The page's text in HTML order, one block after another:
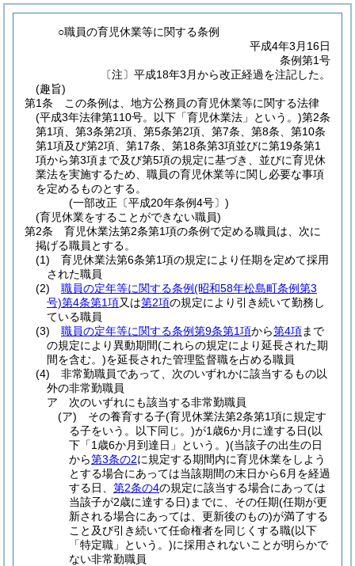
○職員の育児休業等に関する条例
平成4年3月16日
条例第1号
〔注〕平成18年3月から改正経過を注記した。
(趣旨)
第1条
この条例は、地方公務員の育児休業等に関する法律
(平成3年法律第110号。以下「育児休業法」という。)第2条
第1項、第3条第2項、第5条第2項、第7条、第8条、第10条
第1項及び第2項、第17条、第18条第3項並びに第19条第1
項から第3項まで及び第5項の規定に基づき、並びに育児休
業法を実施するため、職員の育児休業等に関し必要な事項
を定めるものとする。
(一部改正〔平成20年条例4号〕)
(育児休業をすることができない職員)
第2条
育児休業法第2条第1項の条例で定める職員は、次に
掲げる職員とする。
(1)
育児休業法第6条第1項の規定により任期を定めて採用
された職員
(2)
職員の定年等に関する条例(昭和58年松島町条例第3
号)第4条第1項又は第2項の規定により引き続いて勤務し
ている職員
(3)
職員の定年等に関する条例第9条第1項から第4項まで
の規定により異動期間(これらの規定により延長された期
間を含む。)を延長された管理監督職を占める職員
(4)
非常勤職員であって、次のいずれかに該当するもの以
外の非常勤職員
ア
次のいずれにも該当する非常勤職員
(ア)
その養育する子(育児休業法第2条第1項に規定す
る子をいう。以下同じ。)が1歳6か月に達する日(以
下「1歳6か月到達日」という。)(当該子の出生の日
から第3条の2に規定する期間内に育児休業をしよう
とする場合にあっては当該期間の末日から6月を経過
する日、第2条の4の規定に該当する場合にあっては
当該子が2歳に達する日) までに、その任期(任期が更
新される場合にあっては、更新後のもの)が満了する
こと及び引き続いて任命権者を同じくする職(以下
「特定職」という。)に採用されないことが明らかで
ない非常勤職員